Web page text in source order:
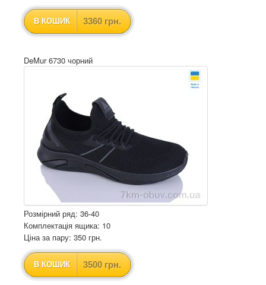
В КОШИК 3360 грн.
DeMur 6730 чорний
Розмірний ряд: 36-40
Комплектація ящика: 10
Ціна за пару: 350 грн.
В КОШИК 3500 грн.